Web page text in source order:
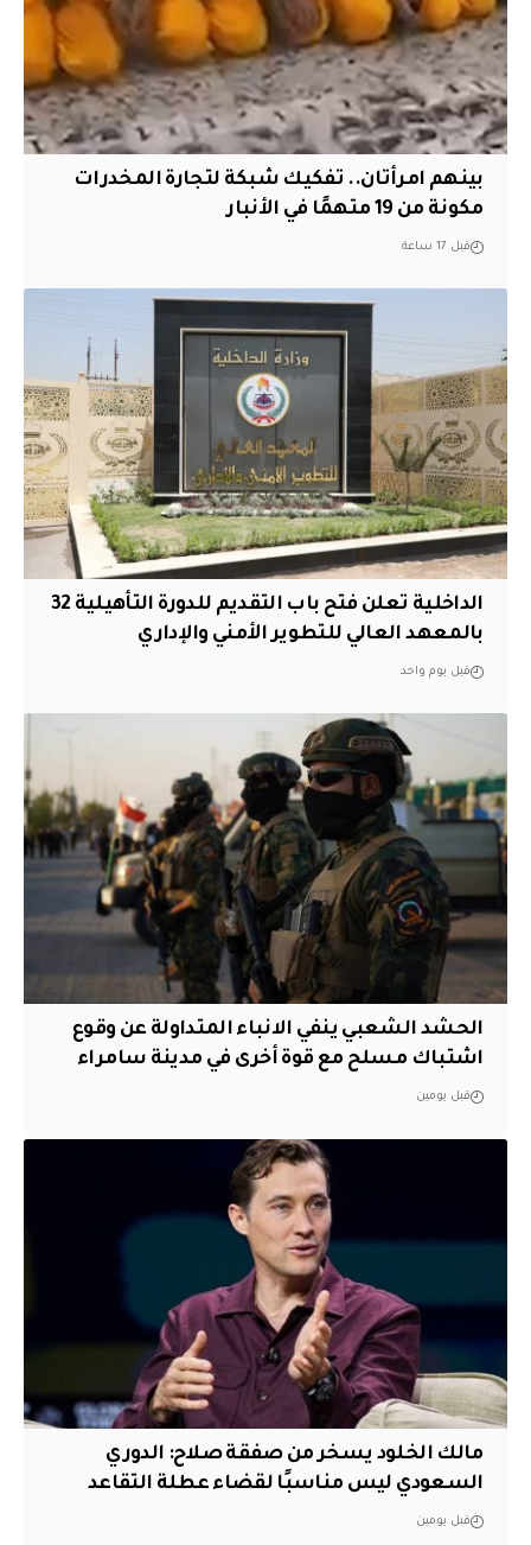
بينهم امرأتان.. تفكيك شبكة لتجارة المخدرات
مكونة من 19 متهمًا في الأنبار
قبل 17 ساعة
الداخلية تعلن فتح باب التقديم للدورة التأهيلية 32
بالمعهد العالي للتطوير الأمني والإداري
قبل يوم واحد
الحشد الشعبي ينفي الانباء المتداولة عن وقوع
اشتباك مسلح مع قوة أخرى في مدينة سامراء
قبل يومين
مالك الخلود يسخر من صفقة صلاح: الدوري
السعودي ليس مناسبًا لقضاء عطلة التقاعد
قبل يومين